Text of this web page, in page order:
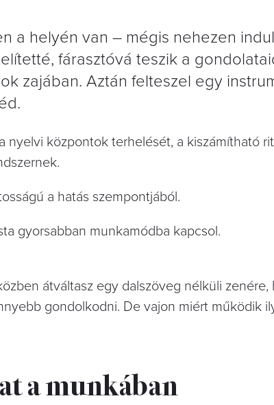
a helyén van – mégis nehezen
fárasztóvá teszik a
zajában. Aztán felteszel egy
nyelvi központok terhelését, a kiszámítható
a hatás szempontjából.
gyorsabban munkamódba kapcsol.
átváltasz egy dalszöveg nélküli zenére,
gondolkodni. De vajon miért működik
a munkában